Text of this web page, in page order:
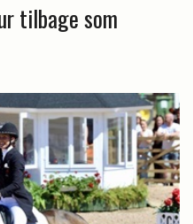
tilbage som